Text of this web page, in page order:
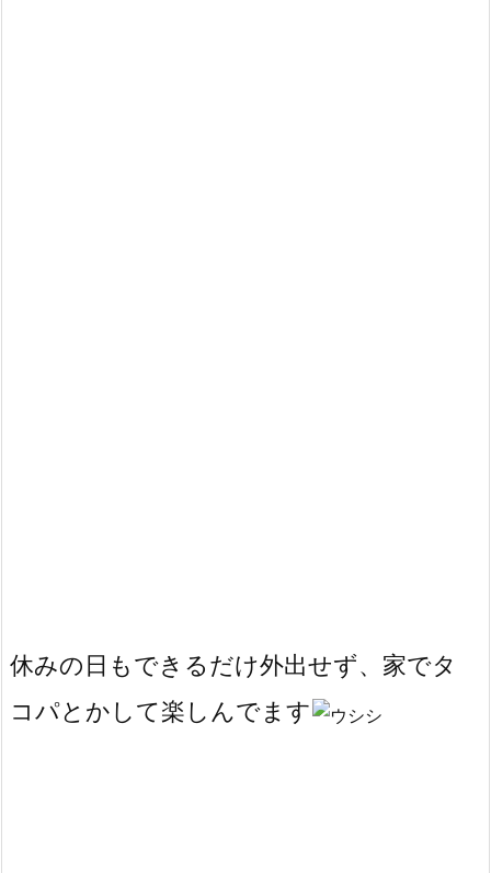
休みの日もできるだけ外出せず、家でタ
コパとかして楽しんでます